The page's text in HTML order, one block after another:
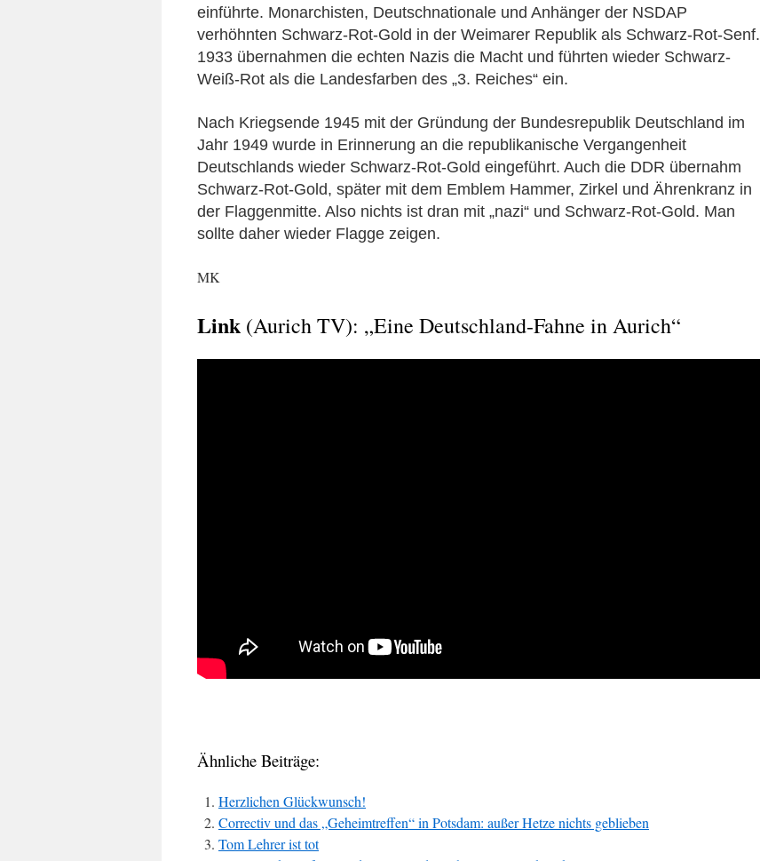
einführte. Monarchisten, Deutschnationale und Anhänger der NSDAP
verhöhnten Schwarz-Rot-Gold in der Weimarer Republik als Schwarz-Rot-Senf.
1933 übernahmen die echten Nazis die Macht und führten wieder Schwarz-
Weiß-Rot als die Landesfarben des „3. Reiches“ ein.
Nach Kriegsende 1945 mit der Gründung der Bundesrepublik Deutschland im
Jahr 1949 wurde in Erinnerung an die republikanische Vergangenheit
Deutschlands wieder Schwarz-Rot-Gold eingeführt. Auch die DDR übernahm
Schwarz-Rot-Gold, später mit dem Emblem Hammer, Zirkel und Ährenkranz in
der Flaggenmitte. Also nichts ist dran mit „nazi“ und Schwarz-Rot-Gold. Man
sollte daher wieder Flagge zeigen.
MK
Link (Aurich TV): „Eine Deutschland-Fahne in Aurich“
Ähnliche Beiträge:
Herzlichen Glückwunsch!
Correctiv und das „Geheimtreffen“ in Potsdam: außer Hetze nichts geblieben
Tom Lehrer ist tot